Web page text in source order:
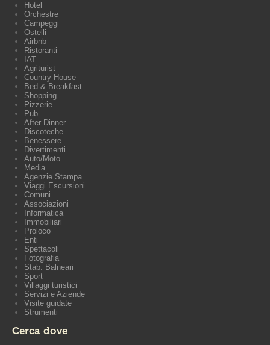
Hotel
Orchestre
Campeggi
Ostelli
Airbnb
Ristoranti
IAT
Agriturist
Country House
Bed & Breakfast
Shopping
Pizzerie
Pub
After Dinner
Discoteche
Benessere
Divertimenti
Auto/Moto
Media
Agenzie Stampa
Viaggi Escursioni
Comuni
Associazioni
Informatica
Immobiliari
Proloco
Enti
Spettacoli
Fotografia
Stab. Balneari
Sport
Villaggi turistici
Servizi e Aziende
Visite guidate
Strumenti
Cerca dove